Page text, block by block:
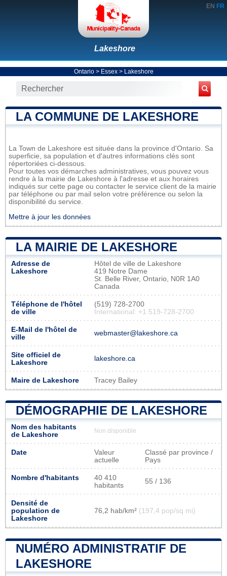
EN FR
Lakeshore
Ontario> Essex> Lakeshore
LA COMMUNE DE LAKESHORE
La Town de Lakeshore est située dans la province d'Ontario. Sa
superficie, sa population et d'autres informations clés sont
répertoriées ci-dessous.
Pour toutes vos démarches administratives, vous pouvez vous
rendre à la mairie de Lakeshore à l'adresse et aux horaires
indiqués sur cette page ou contacter le service client de la mairie
par téléphone ou par mail selon votre préférence ou selon la
disponibilité du service.
Mettre à jour les données
LA MAIRIE DE LAKESHORE
Adresse de
Lakeshore
Hôtel de ville de Lakeshore
419 Notre Dame
St. Belle River, Ontario, N0R 1A0
Canada
Téléphone de l'hôtel
de ville
(519) 728-2700
International: +1 519-728-2700
E-Mail de l'hôtel de
ville
webmaster@lakeshore.ca
Site officiel de
Lakeshore
lakeshore.ca
Maire de Lakeshore Tracey Bailey
DÉMOGRAPHIE DE LAKESHORE
Nom des habitants
de Lakeshore
Non disponible
Date
Valeur
actuelle
Classé par province /
Pays
Nombre d'habitants
40 410
habitants
55 / 136
Densité de
population de
Lakeshore
76,2 hab/km² (197,4 pop/sq mi)
NUMÉRO ADMINISTRATIF DE
LAKESHORE